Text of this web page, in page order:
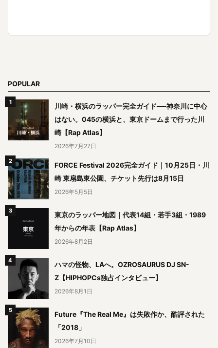
POPULAR
川崎・横浜のラッパー完全ガイド──神奈川に中心
はない。045の横浜と、東京ドームまで行った川
崎【Rap Atlas】
2026年7月27日
FORCE Festival 2026完全ガイド｜10月25日・川
崎 東扇島東公園、チケット先行は8月15日
2026年5月5日
東京のラッパー地図｜代表14組・若手3組・1989
年からの年表【Rap Atlas】
2026年8月2日
ハマの怪物、LAへ。OZROSAURUS DJ SN-
Z【HIPHOPCs独占インタビュー】
2026年8月1日
Future『The Real Me』は失敗作か、酷評された
「2018」
2026年7月10日